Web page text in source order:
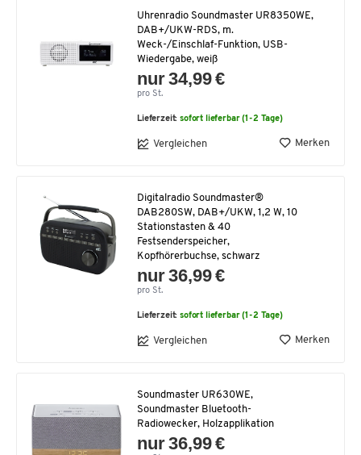
Uhrenradio Soundmaster UR8350WE,
DAB+/UKW-RDS, m.
Weck-/Einschlaf-Funktion, USB-
Wiedergabe, weiß
nur 34,99 €
pro St.
Lieferzeit:sofort lieferbar (1-2 Tage)
Vergleichen Merken
Digitalradio Soundmaster®
DAB280SW, DAB+/UKW, 1,2 W, 10
Stationstasten & 40
Festsenderspeicher,
Kopfhörerbuchse, schwarz
nur 36,99 €
pro St.
Lieferzeit:sofort lieferbar (1-2 Tage)
Vergleichen Merken
Soundmaster UR630WE,
Soundmaster Bluetooth-
Radiowecker, Holzapplikation
nur 36,99 €